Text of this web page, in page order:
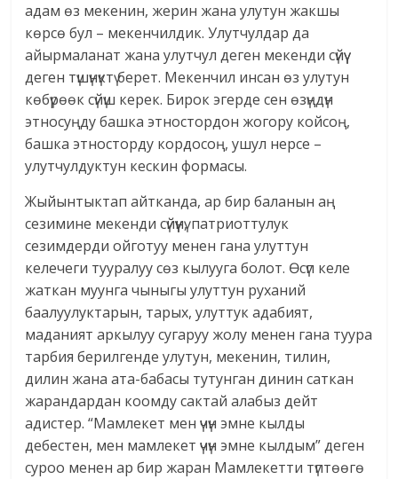
адам өз мекенин, жерин жана улутун жакшы
көрсө бул – мекенчилдик. Улутчулдар да
айырмаланат жана улутчул деген мекенди сүйүү
деген түшүнүктү берет. Мекенчил инсан өз улутун
көбүрөөк сүйүш керек. Бирок эгерде сен өзүңдүн
этносуңду башка этностордон жогору койсоң,
башка этносторду кордосоң, ушул нерсе –
улутчулдуктун кескин формасы.
Жыйынтыктап айтканда, ар бир баланын аң
сезимине мекенди сүйүүнү, патриоттулук
сезимдерди ойготуу менен гана улуттун
келечеги тууралуу сөз кылууга болот. Өсүп келе
жаткан муунга чыныгы улуттун руханий
баалуулуктарын, тарых, улуттук адабият,
маданият аркылуу сугаруу жолу менен гана туура
тарбия берилгенде улутун, мекенин, тилин,
дилин жана ата-бабасы тутунган динин саткан
жарандардан коомду сактай алабыз дейт
адистер. “Мамлекет мен үчүн эмне кылды
дебестен, мен мамлекет үчүн эмне кылдым” деген
суроо менен ар бир жаран Мамлекетти түптөөгө